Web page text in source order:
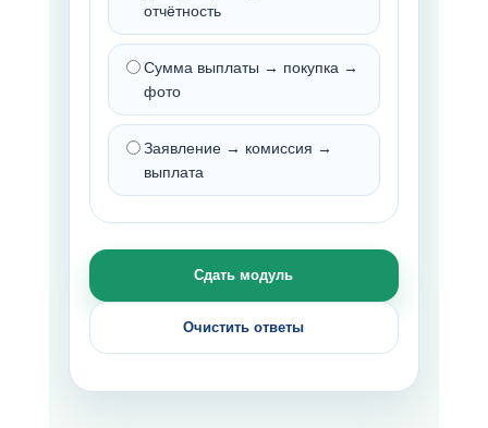
отчётность
Сумма выплаты → покупка →
фото
Заявление → комиссия →
выплата
Сдать модуль
Очистить ответы